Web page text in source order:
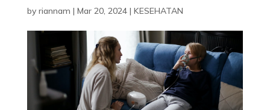
by riannam | Mar 20, 2024| KESEHATAN